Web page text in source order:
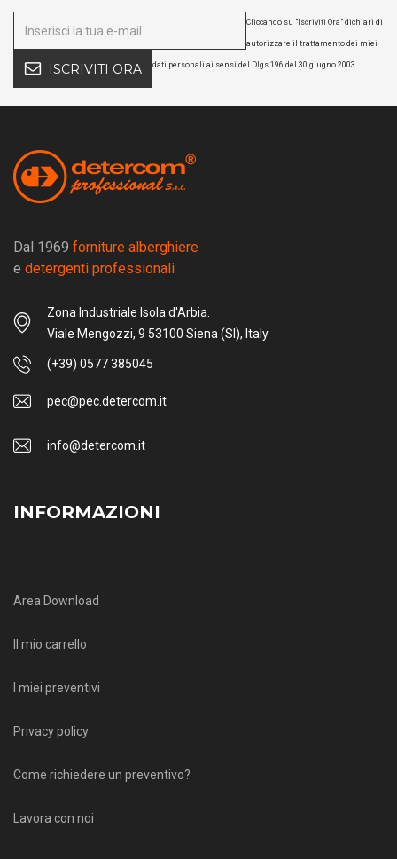
ISCRIVITI ORA
Cliccando su "Iscriviti Ora" dichiari di
autorizzare il trattamento dei miei
dati personali ai sensi del Dlgs 196 del 30 giugno 2003
Dal 1969 forniture alberghiere
e detergenti professionali
Zona Industriale Isola d'Arbia.
Viale Mengozzi, 9 53100 Siena (SI), Italy
(+39) 0577 385045
pec@pec.detercom.it
info@detercom.it
INFORMAZIONI
Area Download
Il mio carrello
I miei preventivi
Privacy policy
Come richiedere un preventivo?
Lavora con noi